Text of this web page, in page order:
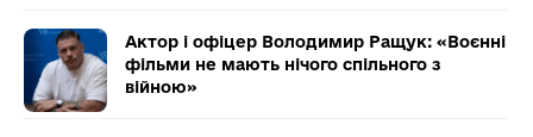
Актор і офіцер Володимир Ращук: «Воєнні
фільми не мають нічого спільного з
війною»